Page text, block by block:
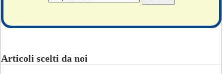
Articoli scelti da noi